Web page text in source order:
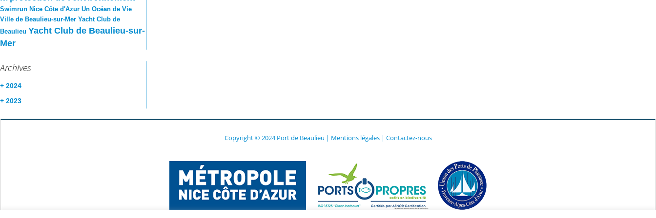
Swimrun Nice Côte d'Azur Un Océan de Vie
Ville de Beaulieu-sur-Mer Yacht Club de
Beaulieu Yacht Club de Beaulieu-sur-
Mer
Archives
+ 2024
+ 2023
Copyright © 2024 Port de Beaulieu | Mentions légales| Contactez-nous